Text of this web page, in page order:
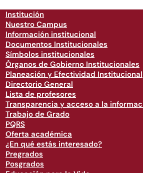
Institución
Nuestro Campus
Información institucional
Documentos Institucionales
Símbolos institucionales
Órganos de Gobierno Institucionales
Planeación y Efectividad Institucional
Directorio General
Lista de profesores
Transparencia y acceso a la
Trabajo de Grado
PQRS
Oferta académica
¿En qué estás interesado?
Pregrados
Posgrados